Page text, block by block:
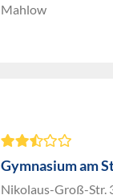
Mahlow
Gymnasium am
Nikolaus-Groß-Str.